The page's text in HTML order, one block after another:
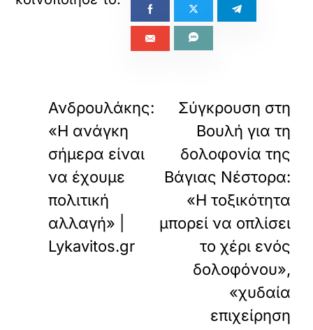
Ανδρουλάκης:
«Η ανάγκη
σήμερα είναι
να έχουμε
πολιτική
αλλαγή» |
Lykavitos.gr
Σύγκρουση στη
Βουλή για τη
δολοφονία της
Βάγιας Νέστορα:
«Η τοξικότητα
μπορεί να οπλίσει
το χέρι ενός
δολοφόνου»,
«χυδαία
επιχείρηση